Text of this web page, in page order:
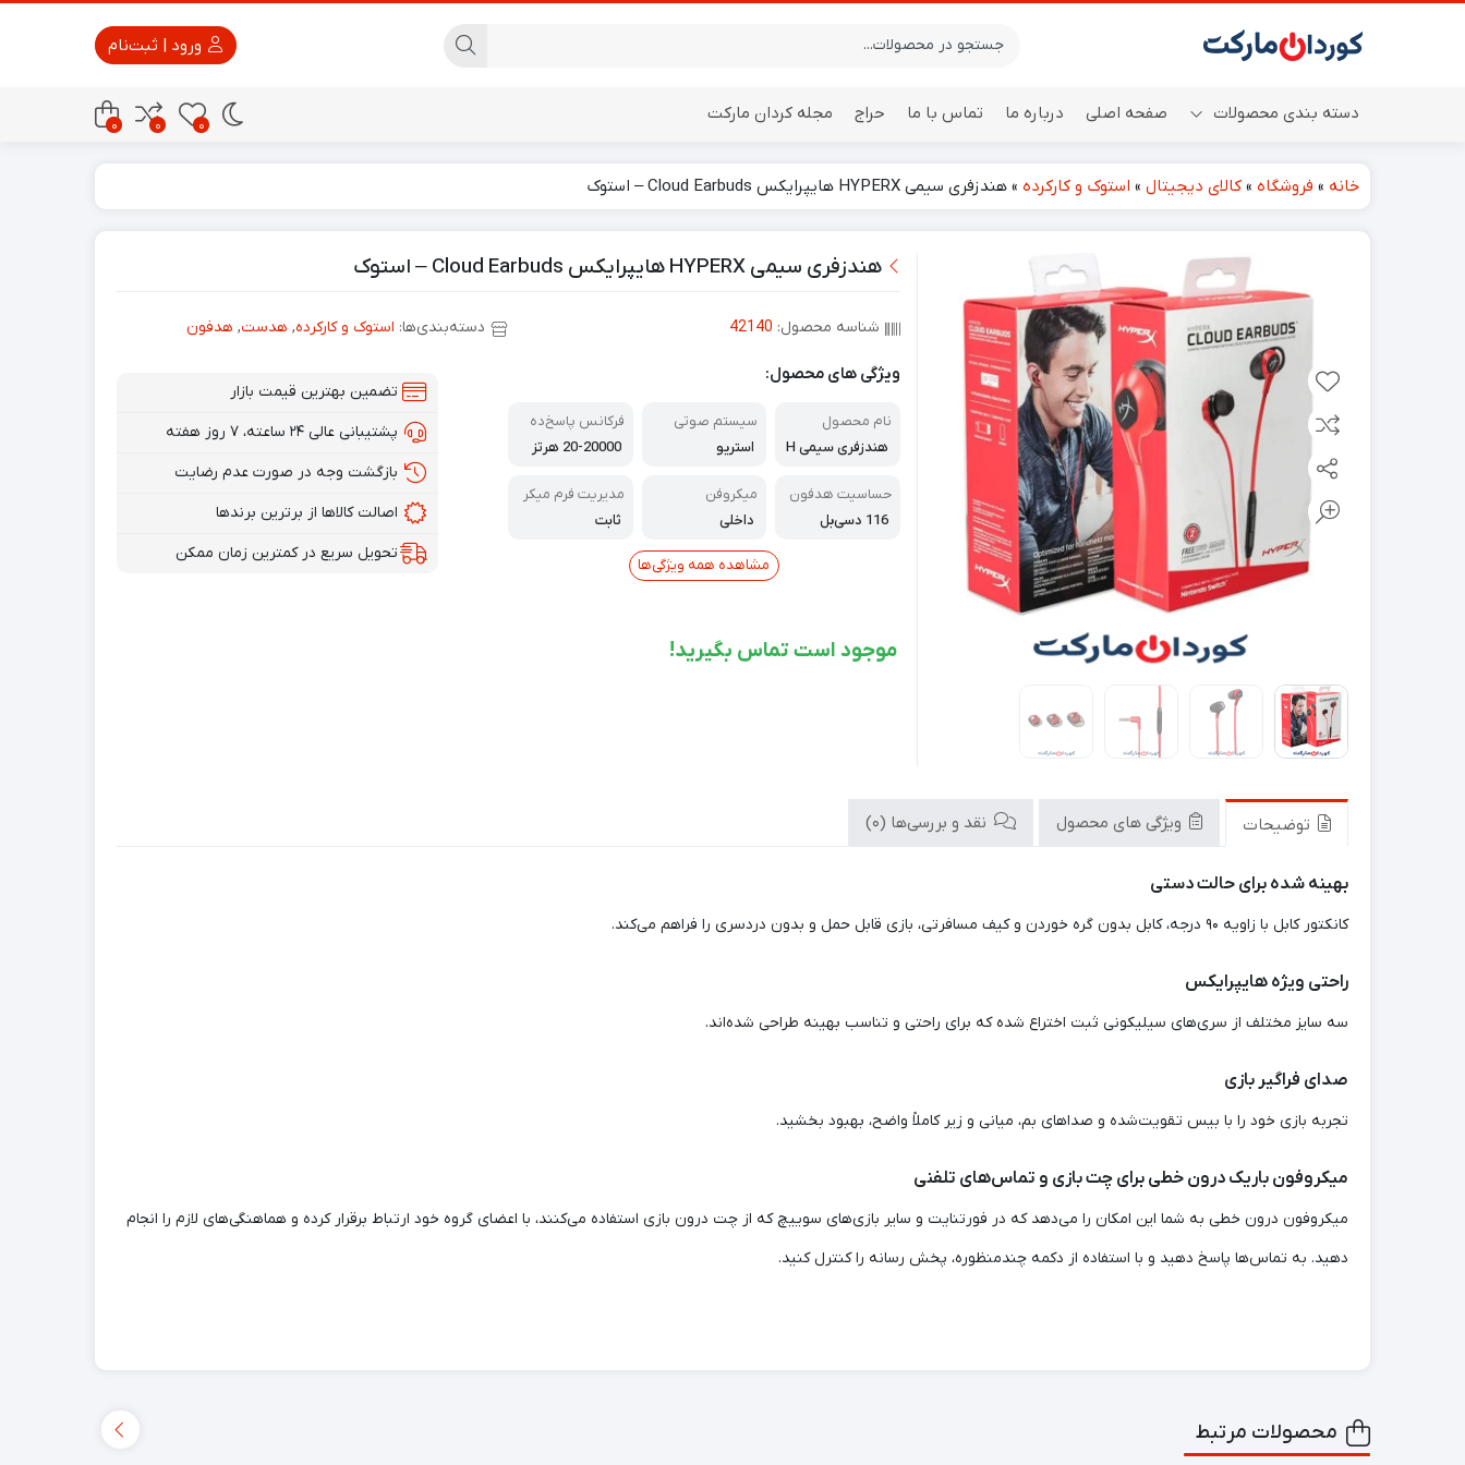
دسته بندی محصولات
اسپیکر ایستگاه هواشناسی باتری
صفحه اصلی درباره ما تماس با ما حراج مجله کردان مارکت
0
0
0
خانه » فروشگاه » کالای دیجیتال » استوک و کارکرده » هندزفری سیمی HYPERX هایپرایکس Cloud Earbuds – استوک
هندزفری سیمی HYPERX هایپرایکس Cloud Earbuds – استوک
شناسه محصول: 42140 دسته‌بندی‌ها: استوک و کارکرده, هدست, هدفون
ویژگی های محصول:
نام محصول
هندزفری سیمی H
س Cloud Earbu
سیستم صوتی
استریو
فرکانس پاسخ‌ده
ی هدفون
20-20000 هرتز
حساسیت هدفون
116 دسی‌بل
میکروفن
داخلی
مدیریت فرم میکر
وفون
ثابت
مشاهده همه ویژگی‌ها
تضمین بهترین قیمت بازار
پشتیبانی عالی ۲۴ ساعته، ۷ روز هفته
بازگشت وجه در صورت عدم رضایت
اصالت کالاها از برترین برندها
تحویل سریع در کمترین زمان ممکن
موجود است تماس بگیرید!
توضیحات ویژگی های محصول نقد و بررسی‌ها (0)
بهینه شده برای حالت دستی
کانکتور کابل با زاویه ۹۰ درجه، کابل بدون گره خوردن و کیف مسافرتی، بازی قابل حمل و بدون دردسری را فراهم می‌کند.
راحتی ویژه هایپرایکس
سه سایز مختلف از سری‌های سیلیکونی ثبت اختراع شده که برای راحتی و تناسب بهینه طراحی شده‌اند.
صدای فراگیر بازی
تجربه بازی خود را با بیس تقویت‌شده و صداهای بم، میانی و زیر کاملاً واضح، بهبود بخشید.
میکروفون باریک درون خطی برای چت بازی و تماس‌های تلفنی
میکروفون درون خطی به شما این امکان را می‌دهد که در فورتنایت و سایر بازی‌های سوییچ که از چت درون بازی استفاده می‌کنند، با اعضای گروه خود ارتباط برقرار کرده و هماهنگی‌های لازم را انجام
دهید. به تماس‌ها پاسخ دهید و با استفاده از دکمه چندمنظوره، پخش رسانه را کنترل کنید.
محصولات مرتبط